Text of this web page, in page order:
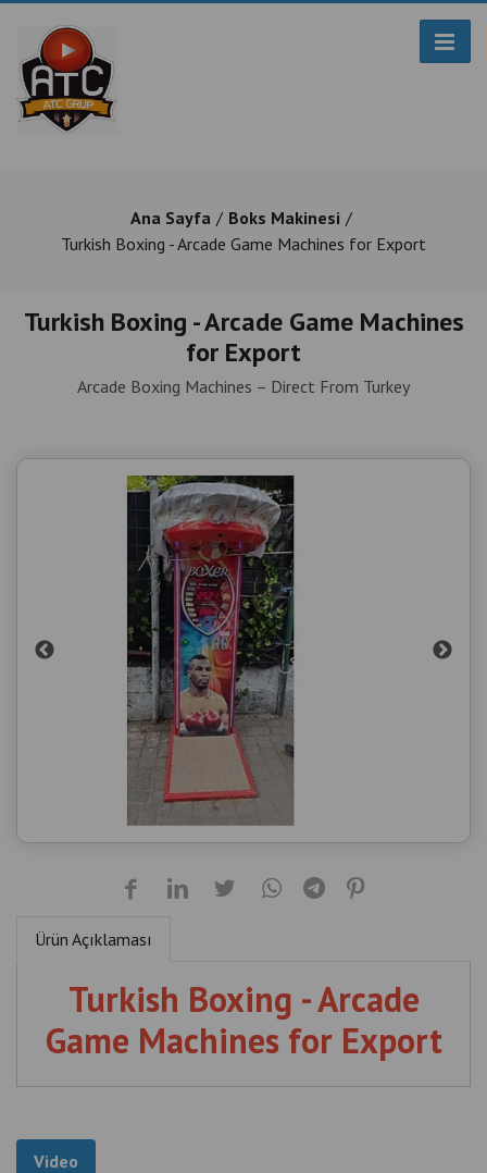
Ana Sayfa
Boks Makinesi
Turkish Boxing - Arcade Game Machines for Export
Turkish Boxing - Arcade Game Machines
for Export
Arcade Boxing Machines – Direct From Turkey
Ürün Açıklaması
Turkish Boxing - Arcade
Game Machines for Export
Video